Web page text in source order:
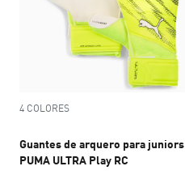
4 COLORES
Guantes de arquero para juniors
PUMA ULTRA Play RC